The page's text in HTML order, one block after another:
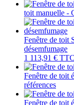
toit manuelle -
Fenêtre de
désemfumage
1 113,91 € TTC
Fenêtre de toit
références
Fenêtre de toit